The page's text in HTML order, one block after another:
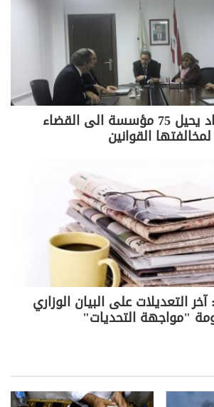
إن الجانب الفرنسي أعرب لنظرائه
من طريقة إدارة الأعمال المصرفية
قام بها المصرف في لبنان والخارج،
ورئيسه أنطون صحناوي بنسبة
سوليدير المتعثرة أصلاً، إضافة الى
في مؤسسات عقارية ومالية في
من أن الخطوة الفرنسية
اللبناني، وستدفع شركاء
دول العالم الى التصرف بحذر من
سينعكس سلباً على وضعه، وسط
نقل للودائع من المصرف المذكور
لبنان.
على المصارف في بيروت قد
المصرف، وتغيّب الصحناوي عن
وزير الاقتصاد يحيل 75 مؤسسة الى القضاء
لمخالفتها القوانين
التعديلات على البيان الوزاري
"مواجهة التحديات"